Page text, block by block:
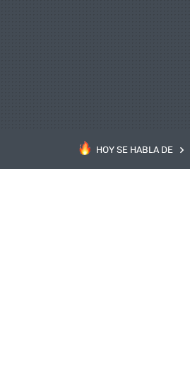
HOY SE HABLA DE